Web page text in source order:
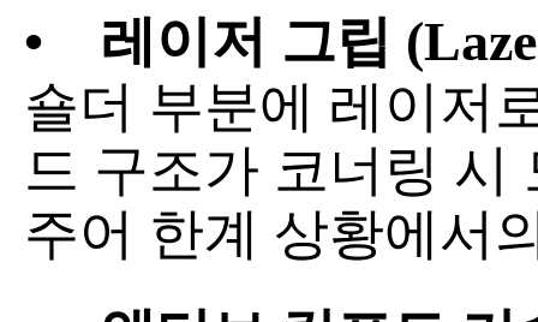
•
레이저 그립
숄더 부분에 레이저
드 구조가 코너링 시
주어 한계 상황에서